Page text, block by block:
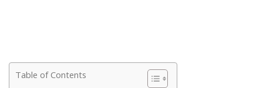
Table of Contents